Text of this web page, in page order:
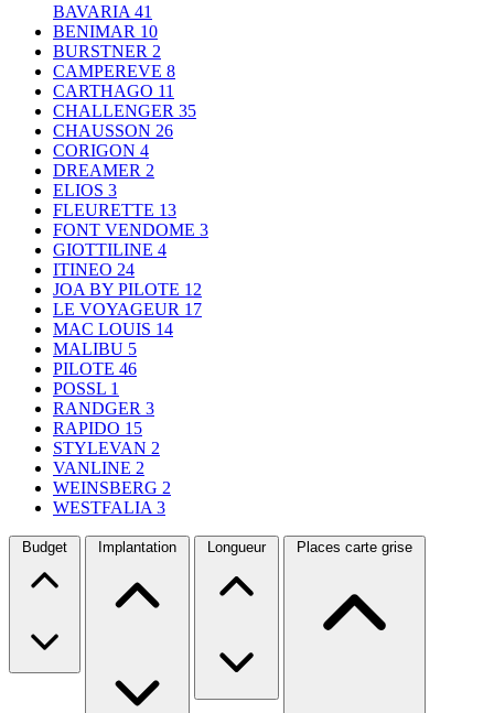
BAVARIA 41
BENIMAR 10
BURSTNER 2
CAMPEREVE 8
CARTHAGO 11
CHALLENGER 35
CHAUSSON 26
CORIGON 4
DREAMER 2
ELIOS 3
FLEURETTE 13
FONT VENDOME 3
GIOTTILINE 4
ITINEO 24
JOA BY PILOTE 12
LE VOYAGEUR 17
MAC LOUIS 14
MALIBU 5
PILOTE 46
POSSL 1
RANDGER 3
RAPIDO 15
STYLEVAN 2
VANLINE 2
WEINSBERG 2
WESTFALIA 3
Budget Implantation Longueur Places carte grise